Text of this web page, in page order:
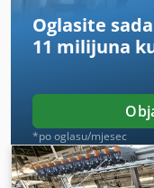
Oglasite
11 milijuna
*po oglasu/mjesec